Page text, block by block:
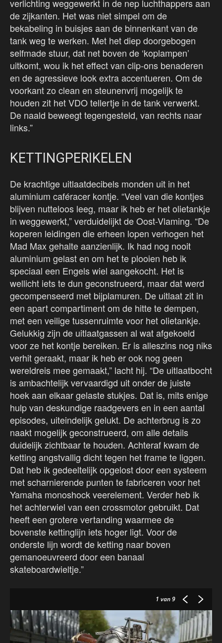
verlichting weggewerkt in de nep luchthappers aan
de zijkanten. Het was niet simpel om de
bekabeling in buisjes aan de binnenkant van de
tank weg te werken. Met het diep doorgebogen
selfmade stuur, dat net boven de ‘koplampen’
uitkomt, wou ik het effect van clip-ons benaderen
en de agressieve look extra accentueren. Om de
voorkant zo clean en steunenvrij mogelijk te
houden zit het VDO tellertje in de tank verwerkt.
De naald beweegt tegengesteld, van rechts naar
links.”
KETTINGPERIKELEN
De krachtige uitlaatdecibels monden uit in het
aluminium caféracer kontje. “Veel van die kontjes
blijven nutteloos leeg, maar ik heb er het olietankje
in weggewerkt,” verduidelijkt de Oost-Vlaming. “De
koperen leidingen die erheen lopen verhogen het
Mad Max gehalte aanzienlijk. Ik had nog nooit
aluminium gelast en om het te plooien heb ik
speciaal een Engels wiel aangekocht. Het is
wellicht iets te dun geconstrueerd, maar dat werd
gecompenseerd met bijplamuren. De uitlaat zit in
een apart compartiment om de hitte te dempen,
met een veilige tussenruimte voor het olietankje.
Gelukkig zijn de uitlaatgassen al wat afgekoeld
voor ze het kontje bereiken. Er is alleszins nog niks
verhit geraakt, maar ik heb er ook nog geen
wereldreis mee gemaakt,” lacht hij. “De uitlaatbocht
is ambachtelijk vervaardigd uit onder de juiste
hoek aan elkaar gelaste stukjes. Dat is, mits enige
hulp van deskundige raadgevers en in een aantal
episodes, uiteindelijk gelukt. De achterbrug is zo
naakt mogelijk geconstrueerd, om alle details
duidelijk zichtbaar te houden. Achteraf kwam de
ketting angstvallig dicht tegen het frame te liggen.
Dat heb ik gedeeltelijk opgelost door een systeem
met scharnierende punten te fabriceren voor het
Yamaha monoshock veerelement. Verder heb ik
het achterwiel van een crossmotor gebruikt. Dat
heeft een grotere vertanding waarmee de
bovenste kettinglijn iets hoger ligt. Voor de
onderste lijn wordt de ketting naar boven
gemanoeuvreerd door een banaal
skateboardwieltje.”
1 van 9